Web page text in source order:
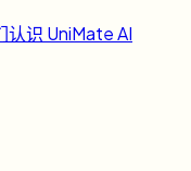
认识 UniMate AI